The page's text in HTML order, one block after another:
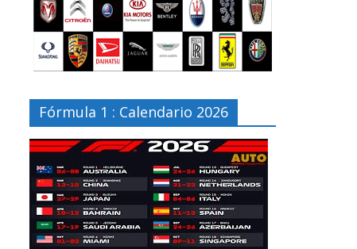
Fórmula 1 : Calendario 2026